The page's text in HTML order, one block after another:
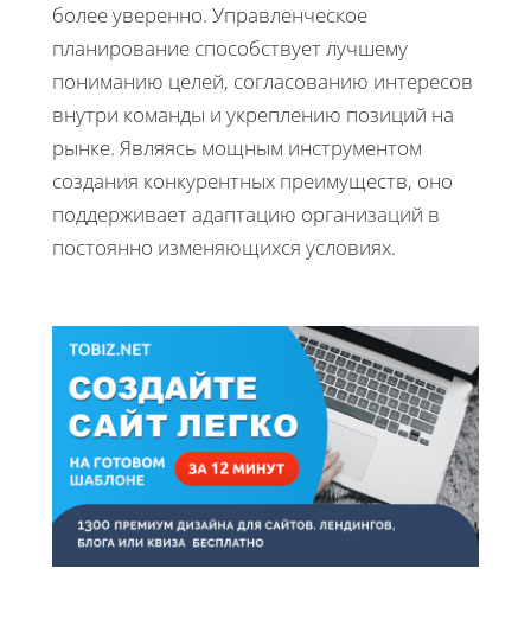
более уверенно. Управленческое
планирование способствует лучшему
пониманию целей, согласованию интересов
внутри команды и укреплению позиций на
рынке. Являясь мощным инструментом
создания конкурентных преимуществ, оно
поддерживает адаптацию организаций в
постоянно изменяющихся условиях.